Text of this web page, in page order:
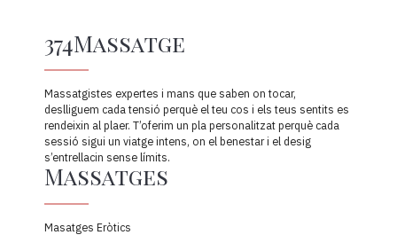
374Massatge
Massatgistes expertes i mans que saben on tocar,
deslliguem cada tensió perquè el teu cos i els teus sentits es
rendeixin al plaer. T’oferim un pla personalitzat perquè cada
sessió sigui un viatge intens, on el benestar i el desig
s’entrellacin sense límits.
Massatges
Masatges Eròtics